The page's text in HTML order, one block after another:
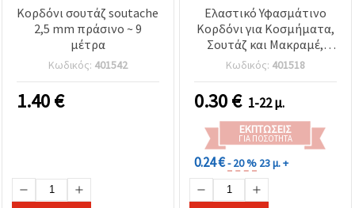
Κορδόνι σουτάζ soutache
2,5 mm πράσινο ~ 9
μέτρα
Κωδικός: 401542
1.40€
Ελαστικό Υφασμάτινο
Κορδόνι για Κοσμήματα,
Σουτάζ και Μακραμέ,
Γκρι, 3 mm, 1 m – για
Βραχιόλια, Κολιέ και
Διακοσμήσεις
Κωδικός: 401518
0.30€ 1-22 μ.
ΕΚΠΤΏΣΕΙΣ
ΓΙΑ ΠΟΣΌΤΗΤΑ
0.24 €- 20 % 23 μ. +